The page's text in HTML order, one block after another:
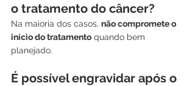
o tratamento do câncer?
Na maioria dos casos, não compromete o
início do tratamento quando bem
planejado.
É possível engravidar após o